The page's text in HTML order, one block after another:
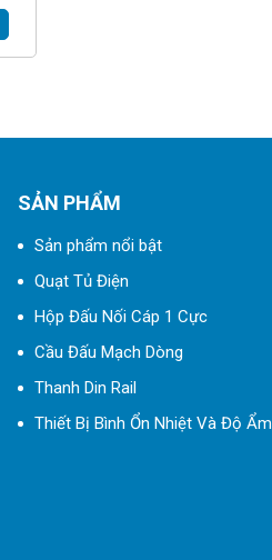
SẢN PHẨM
Sản phẩm nổi bật
Quạt Tủ Điện
Hộp Đấu Nối Cáp 1 Cực
Cầu Đấu Mạch Dòng
Thanh Din Rail
Thiết Bị Bình Ổn Nhiệt Và Độ Ẩm